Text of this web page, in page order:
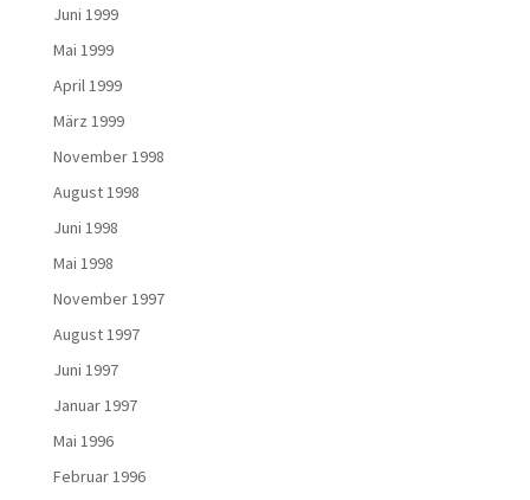
Juni 1999
Mai 1999
April 1999
März 1999
November 1998
August 1998
Juni 1998
Mai 1998
November 1997
August 1997
Juni 1997
Januar 1997
Mai 1996
Februar 1996